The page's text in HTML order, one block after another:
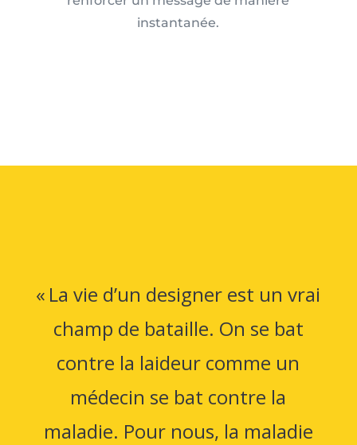
instantanée.
« La vie d’un designer est un vrai
champ de bataille. On se bat
contre la laideur comme un
médecin se bat contre la
maladie. Pour nous, la maladie